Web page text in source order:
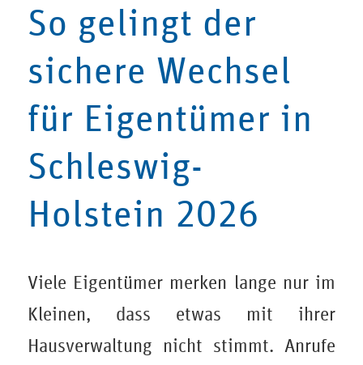
So gelingt der
sichere Wechsel
für Eigentümer in
Schleswig-
Holstein 2026
Viele Eigentümer merken lange nur im
Kleinen, dass etwas mit ihrer
Hausverwaltung nicht stimmt. Anrufe